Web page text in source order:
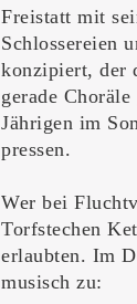
Freistatt mit
Schlossereien
konzipiert, der
gerade
Jährigen im
pressen.
Wer bei
Torfstechen
erlaubten. Im
musisch zu: